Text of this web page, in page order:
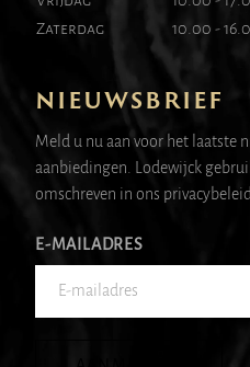
Zaterdag
10.00 -
NIEUWSBRIEF
Meld u nu aan voor het laatste
aanbiedingen. Lodewijck
omschreven in ons
E-MAILADRES